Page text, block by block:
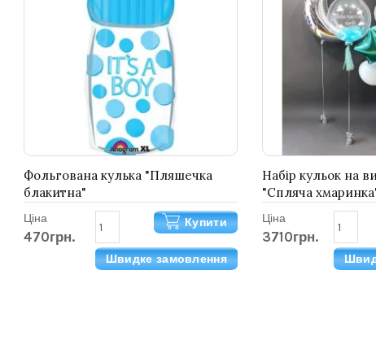
Фольгована кулька "Пляшечка
блакитна"
Ціна
470грн.
Купити
Швидке замовлення
Набір кульок на
"Спляча
Ціна
3710грн.